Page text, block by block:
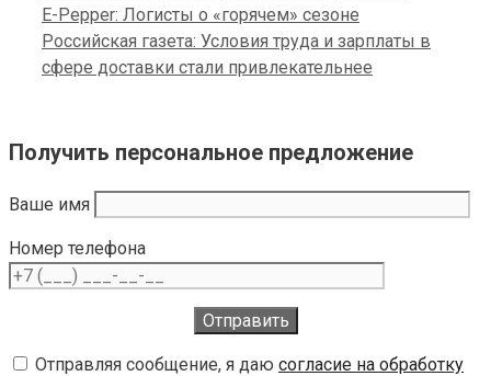
E-Pepper: Логисты о «горячем» сезоне
Российская газета: Условия труда и зарплаты в
сфере доставки стали привлекательнее
Получить персональное предложение
Ваше имя
Номер телефона
Отправляя сообщение, я даю согласие на обработку